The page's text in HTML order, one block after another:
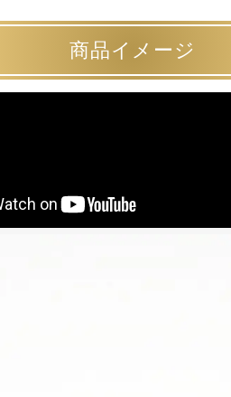
商品イメージ